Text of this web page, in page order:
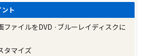
ト
ファイルをDVD ·ブルーレイディスクに
タマイズ